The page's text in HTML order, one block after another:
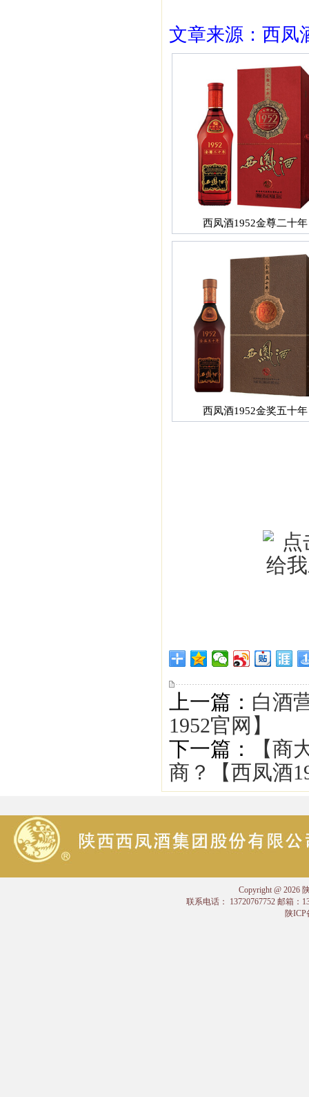
文章来源：西凤
西凤酒1952金尊二十年
西凤酒1952金奖五十年
上一篇： 白酒
1952官网】
下一篇：
【商
商？【西凤酒
Copyright @ 2026
联系电话： 13720767752 邮箱：
陕ICP